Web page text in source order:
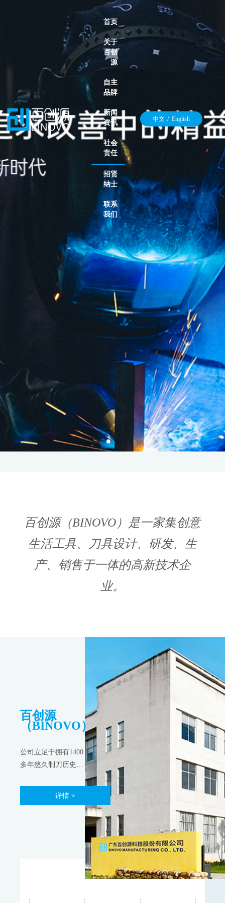
首页
关于
百创
源
自主
品牌
新闻
资讯
社会
责任
招贤
纳士
联系
我们
中文 / English
百创源（BINOVO）是一家集创意
生活工具、刀具设计、研发、生
产、销售于一体的高新技术企
业。
百创源
（BINOVO）
公司立足于拥有1400
多年悠久制刀历史的
详情 >